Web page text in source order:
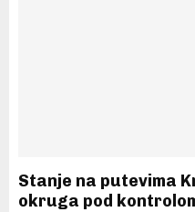
Stanje na putevima
okruga pod